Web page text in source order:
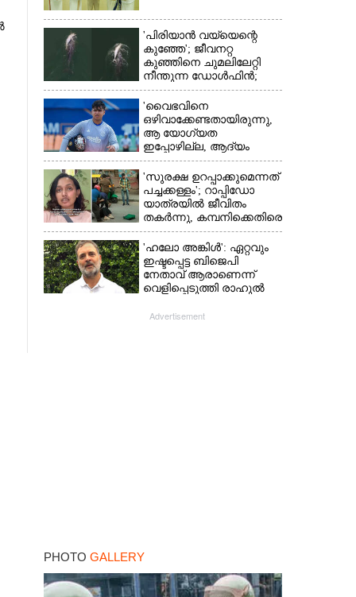
'പിരിയാൻ വയ്യെന്റെ
കുഞ്ഞേ'; ജീവനറ്റ
കുഞ്ഞിനെ ചുമലിലേറ്റി
നീന്തുന്ന ഡോൾഫിൻ;
കടലിലെ വൈകാരിക
നിമിഷങ്ങൾ
'വൈഭവിനെ
ഒഴിവാക്കേണ്ടതായിരുന്നു,​
ആ യോഗ്യത
ഇപ്പോഴില്ല, ആദ്യം
എല്ലാം പഠിക്കട്ടെ';
നിർദേശവുമായി മുൻ
ക്രിക്കറ്റ് താരം
'സുരക്ഷ ഉറപ്പാക്കുമെന്നത്
പച്ചക്കള്ളം'; റാപ്പിഡോ
യാത്രയിൽ ജീവിതം
തകർന്നു, കമ്പനിക്കെതിരെ
പരാതിയുമായി യുവതി
'ഹലോ അങ്കിൾ': ഏറ്റവും
ഇഷ്ടപ്പെട്ട ബിജെപി
നേതാവ് ആരാണെന്ന്
വെളിപ്പെടുത്തി രാഹുൽ
Advertisement
PHOTO GALLERY